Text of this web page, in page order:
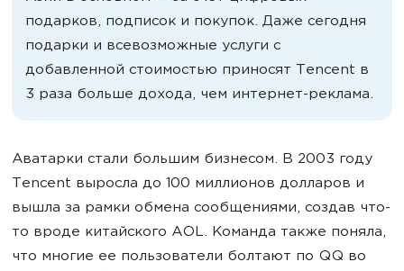
подарков, подписок и покупок. Даже сегодня
подарки и всевозможные услуги с
добавленной стоимостью приносят Tencent в
3 раза больше дохода, чем интернет-реклама.
Аватарки стали большим бизнесом. В 2003 году
Tencent выросла до 100 миллионов долларов и
вышла за рамки обмена сообщениями, создав что-
то вроде китайского AOL. Команда также поняла,
что многие ее пользователи болтают по QQ во